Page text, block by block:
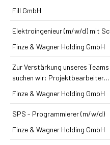
Fill GmbH
Elektroingenieur (m/w/d) mit
Finze & Wagner Holding GmbH
Zur Verstärkung unseres
suchen wir: Projektbearbeiter…
Finze & Wagner Holding GmbH
SPS - Programmierer (m/w/d)
Finze & Wagner Holding GmbH